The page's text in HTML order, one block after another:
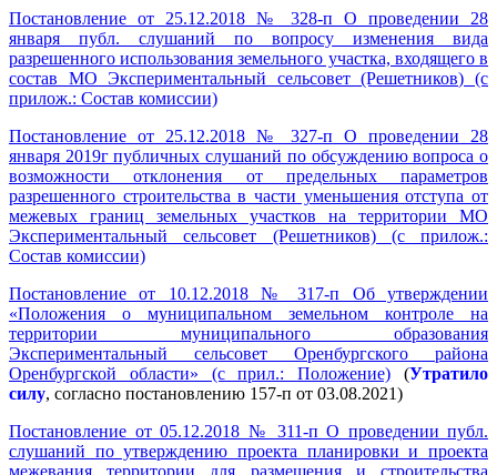
Постановление от 25.12.2018 № 328-п О проведении 28
января публ. слушаний по вопросу изменения вида
разрешенного использования земельного участка, входящего в
состав МО Экспериментальный сельсовет (Решетников) (с
прилож.: Состав комиссии)
Постановление от 25.12.2018 № 327-п О проведении 28
января 2019г публичных слушаний по обсуждению вопроса о
возможности отклонения от предельных параметров
разрешенного строительства в части уменьшения отступа от
межевых границ земельных участков на территории МО
Экспериментальный сельсовет (Решетников) (с прилож.:
Состав комиссии)
Постановление от 10.12.2018 № 317-п Об утверждении
«Положения о муниципальном земельном контроле на
территории муниципального образования
Экспериментальный сельсовет Оренбургского района
Оренбургской области» (с прил.: Положение) (Утратило
силу, согласно постановлению 157-п от 03.08.2021)
Постановление от 05.12.2018 № 311-п О проведении публ.
слушаний по утверждению проекта планировки и проекта
межевания территории для размещения и строительства